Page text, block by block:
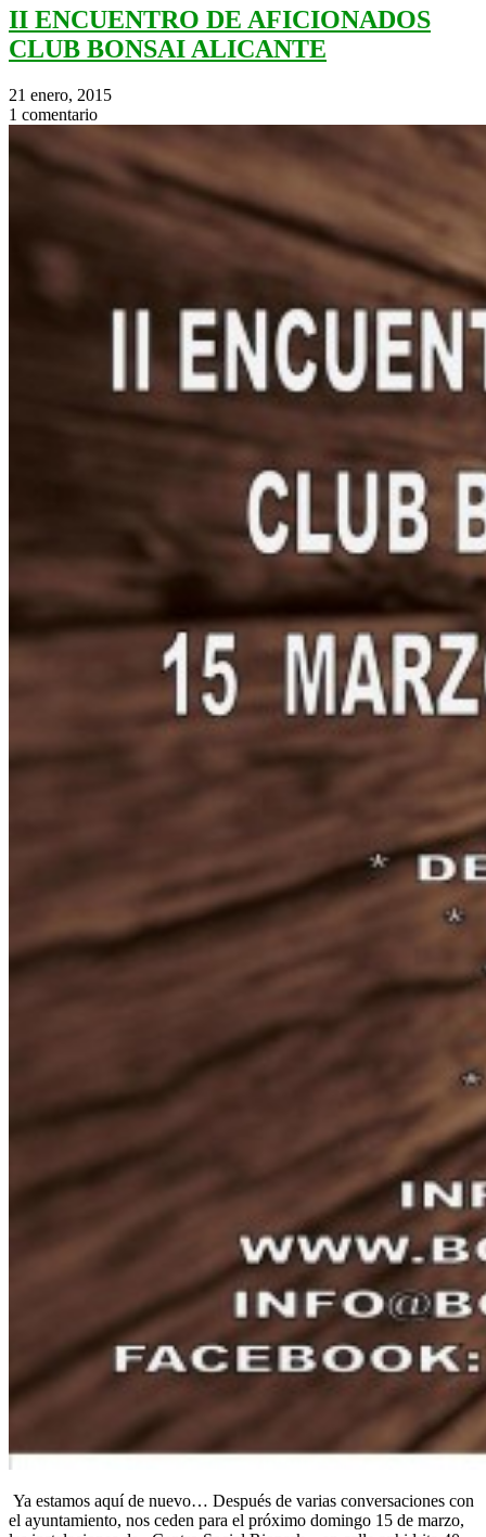
II ENCUENTRO DE AFICIONADOS
CLUB BONSAI ALICANTE
21 enero, 2015
1 comentario
Ya estamos aquí de nuevo… Después de varias conversaciones con
el ayuntamiento, nos ceden para el próximo domingo 15 de marzo,